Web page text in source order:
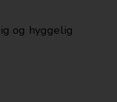
og hyggelig